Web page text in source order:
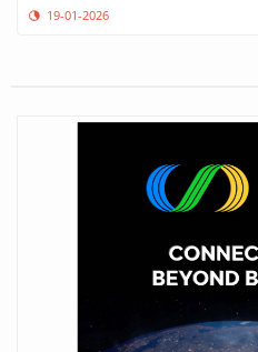
19-01-2026